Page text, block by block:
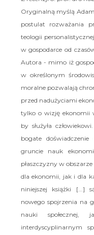
Oryginalną myślą
postulat rozważania
teologii
w gospodarce od
Autora - mimo iż
w określonym
moralne pozwalają
przed nadużyciami
tylko o wizję ekonomii
by służyła
bogate doświadczenie
gruncie nauk
płaszczyzny w
dla ekonomii, jak i dla
niniejszej książki [...]
nowego spojrzenia na
nauki społecznej,
interdyscyplinarnym